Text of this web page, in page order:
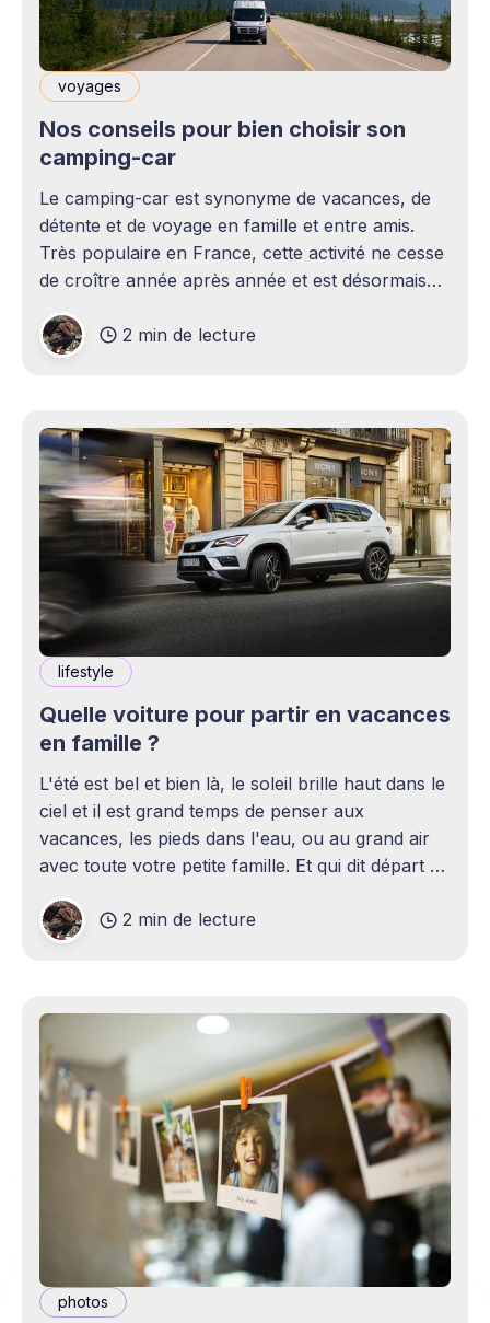
voyages
Nos conseils pour bien choisir son
camping-car
Le camping-car est synonyme de vacances, de
détente et de voyage en famille et entre amis.
Très populaire en France, cette activité ne cesse
de croître année après année et est désormais
d'amateurs d’exploration et de road trip. Bien que
cette activité
2 min de lecture
lifestyle
Quelle voiture pour partir en vacances
en famille ?
L'été est bel et bien là, le soleil brille haut dans le
ciel et il est grand temps de penser aux
vacances, les pieds dans l'eau, ou au grand air
avec toute votre petite famille. Et qui dit départ en
épopées 2 min de lecture
photos